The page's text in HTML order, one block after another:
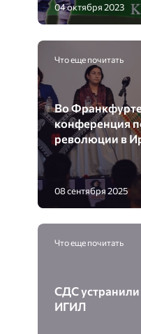
04 октября 2023
Что еще почитать
Во
конференция
революции в
08 сентября 2025
Что еще почитать
СДС устранили
ИГИЛ